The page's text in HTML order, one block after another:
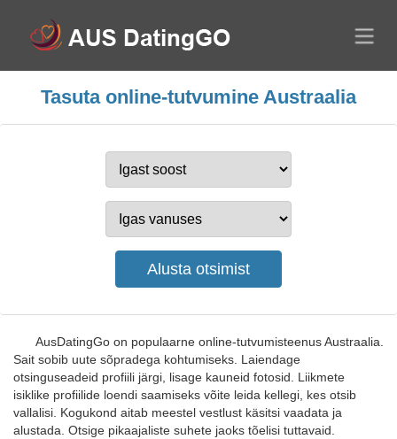
Tasuta online-tutvumine Austraalia
AusDatingGo on populaarne online-tutvumisteenus Austraalia.
Sait sobib uute sõpradega kohtumiseks. Laiendage
otsinguseadeid profiili järgi, lisage kauneid fotosid. Liikmete
isiklike profiilide loendi saamiseks võite leida kellegi, kes otsib
vallalisi. Kogukond aitab meestel vestlust käsitsi vaadata ja
alustada. Otsige pikaajaliste suhete jaoks tõelisi tuttavaid.